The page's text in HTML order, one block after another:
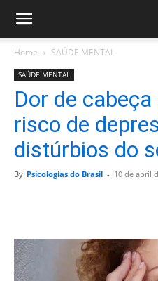
Home SAÚDE MENTAL
SAÚDE MENTAL
Dor de
risco de
distúrbios do
By Psicologias do Brasil - 10 de abril